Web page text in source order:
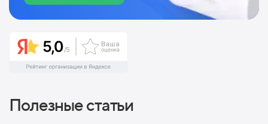
Полезные статьи